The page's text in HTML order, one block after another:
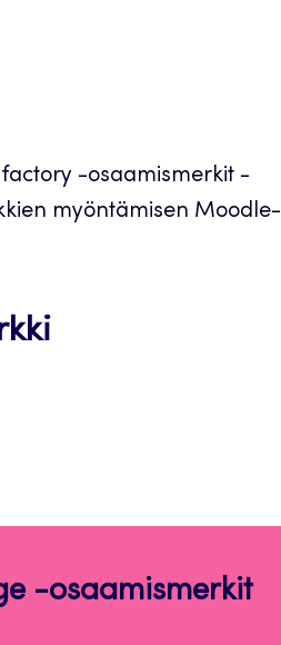
-osaamismerkit -
myöntämisen Moodle-
-osaamismerkit